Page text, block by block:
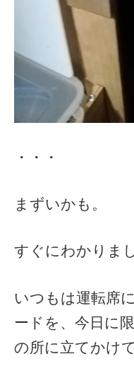
・・・
まずいかも。
すぐにわかりま
いつもは運転席
ードを、今日に
の所に立てかけ